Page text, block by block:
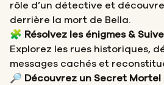
rôle d’un détective et
derrière la mort de Bella.
🧩 Résolvez les énigmes &
Explorez les rues historiques,
messages cachés et
🔎 Découvrez un Secret Mortel